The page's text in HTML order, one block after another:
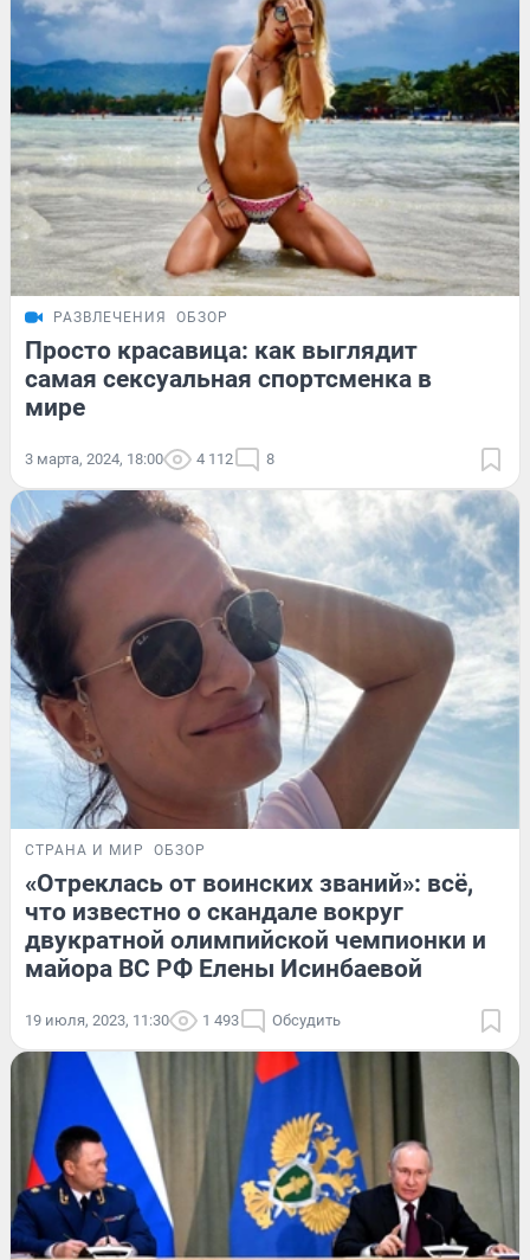
РАЗВЛЕЧЕНИЯ ОБЗОР
Просто красавица: как выглядит
самая сексуальная спортсменка в
мире
3 марта, 2024, 18:00 4 112 8
СТРАНА И МИР ОБЗОР
«Отреклась от воинских званий»: всё,
что известно о скандале вокруг
двукратной олимпийской чемпионки и
майора ВС РФ Елены Исинбаевой
19 июля, 2023, 11:30 1 493 Обсудить